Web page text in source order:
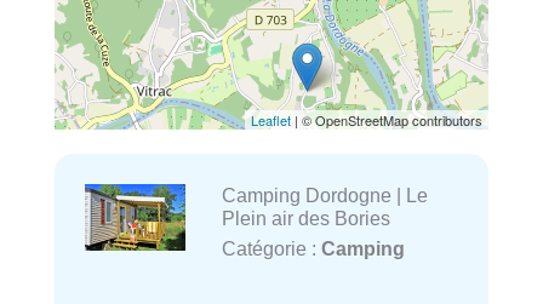
Leaflet | © OpenStreetMap contributors
Camping Dordogne | Le
Plein air des Bories
Catégorie : Camping